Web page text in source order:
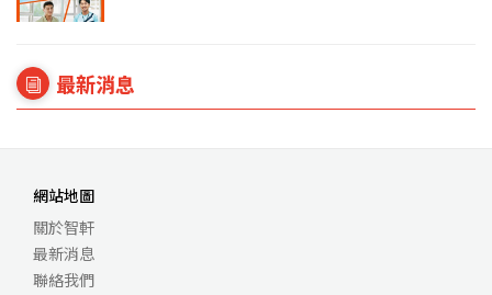
最新消息
網站地圖
關於智軒
最新消息
聯絡我們